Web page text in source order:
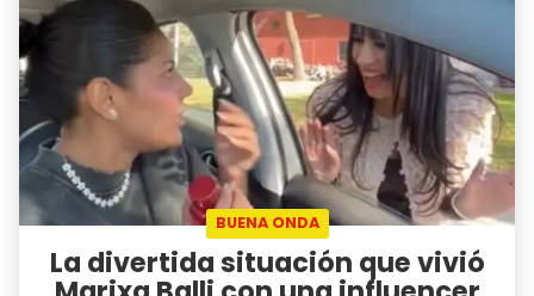
BUENA ONDA
La divertida situación que vivió